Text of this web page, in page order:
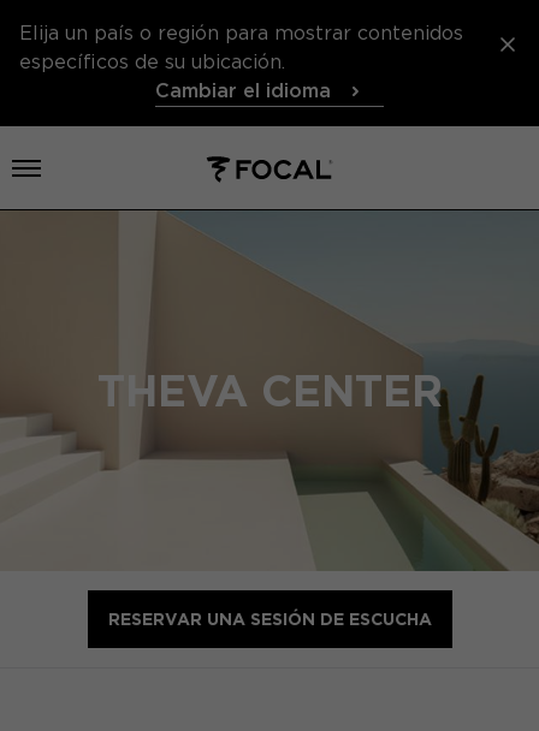
Elija un país o región para mostrar contenidos
específicos de su ubicación.
Cambiar el idioma
Abrir el menú
THEVA CENTER
RESERVAR UNA SESIÓN DE ESCUCHA